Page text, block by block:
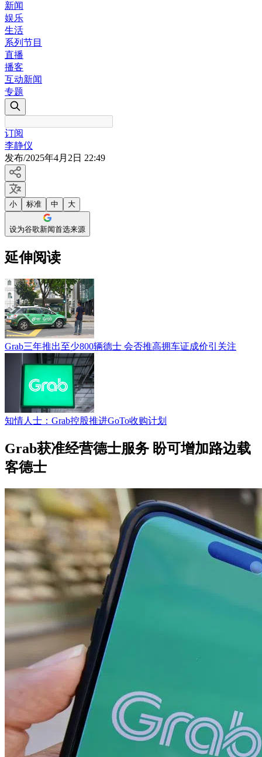
新闻
娱乐
生活
系列节目
直播
播客
互动新闻
专题
订阅
李静仪
发布/2025年4月2日 22:49
小 标准 中 大
设为谷歌新闻首选来源
延伸阅读
Grab三年推出至少800辆德士 会否推高拥车证成价引关注
知情人士：Grab控股推进GoTo收购计划
Grab获准经营德士服务 盼可增加路边载
客德士